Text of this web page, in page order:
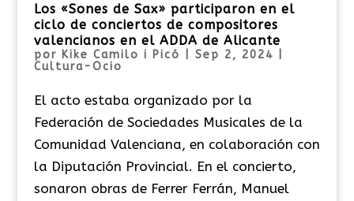
Los «Sones de Sax» participaron en el
ciclo de conciertos de compositores
valencianos en el ADDA de Alicante
por Kike Camilo i Picó Sep 2, 2024
Cultura-Ocio
El acto estaba organizado por la
Federación de Sociedades Musicales de la
Comunidad Valenciana, en colaboración con
la Diputación Provincial. En el concierto,
sonaron obras de Ferrer Ferrán, Manuel